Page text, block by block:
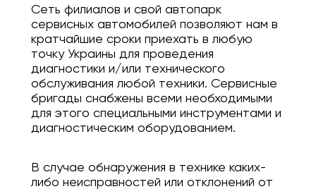
Сеть филиалов и свой автопарк
сервисных автомобилей позволяют нам в
кратчайшие сроки приехать в любую
точку Украины для проведения
диагностики и/или технического
обслуживания любой техники. Сервисные
бригады снабжены всеми необходимыми
для этого специальными инструментами и
диагностическим оборудованием.
В случае обнаружения в технике каких-
либо неисправностей или отклонений от